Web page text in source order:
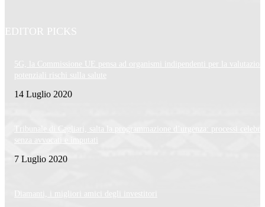
EDITOR PICKS
5G, la Commissione UE pensa ad organismi indipendenti per la
potenziali rischi sulla salute
14 Luglio 2020
Tribunale di Cagliari, salta la programmazione d’urgenza: processi
senza avvocati e imputati
7 Luglio 2020
Diamanti, i migliori amici degli investitori